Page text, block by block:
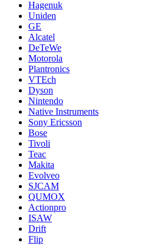
Hagenuk
Uniden
GE
Alcatel
DeTeWe
Motorola
Plantronics
VTEch
Dyson
Nintendo
Native Instruments
Sony Ericsson
Bose
Tivoli
Teac
Makita
Evolveo
SJCAM
QUMOX
Actionpro
ISAW
Drift
Flip